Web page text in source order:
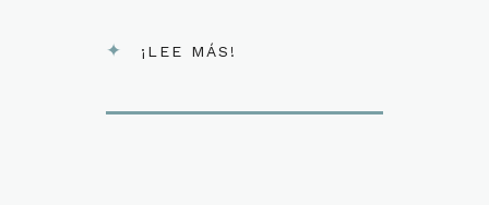
¡LEE MÁS!